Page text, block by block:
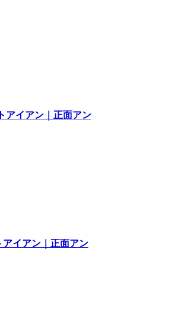
アイアン｜正面アン
イアン｜正面アン